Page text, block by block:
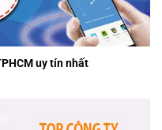
uy tín nhất